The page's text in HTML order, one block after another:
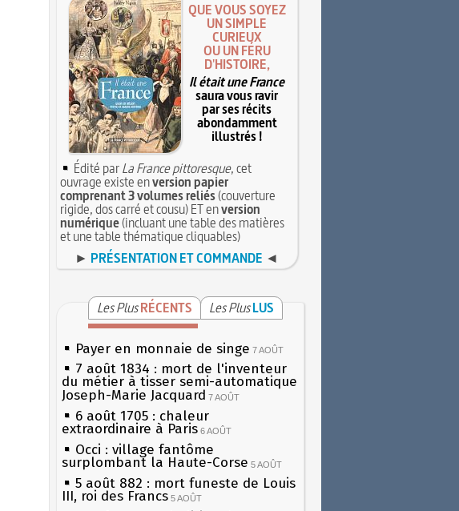
QUE VOUS SOYEZ
UN SIMPLE
CURIEUX
OU UN FÉRU
D'HISTOIRE,
Il était une France
saura vous ravir
par ses récits
abondamment
illustrés !
Édité parLa France pittoresque, cet
ouvrage existe enversion papier
comprenant 3 volumes reliés(couverture
rigide, dos carré et cousu) ET enversion
numérique(incluant une table des matières
et une table thématique cliquables)
► PRÉSENTATION ET COMMANDE ◄
Les Plus RÉCENTS Les Plus LUS
Payer en monnaie de singe 7 AOÛT
7 août 1834 : mort de l'inventeur
du métier à tisser semi-automatique
Joseph-Marie Jacquard 7 AOÛT
6 août 1705 : chaleur
extraordinaire à Paris 6 AOÛT
Occi : village fantôme
surplombant la Haute-Corse 5 AOÛT
5 août 882 : mort funeste de Louis
III, roi des Francs 5 AOÛT